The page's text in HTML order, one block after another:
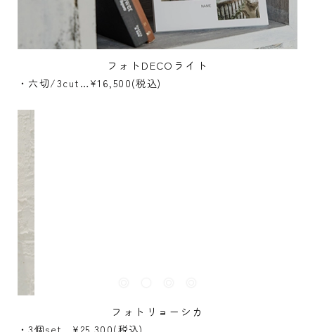
フォトDECOライト
・六切/3cut…¥16,500(税込)
フォトリョーシカ
・3個set…¥25,300(税込)